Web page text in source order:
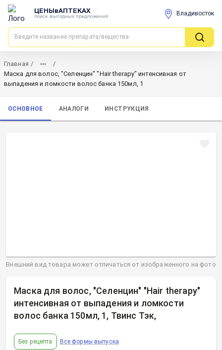
ЦЕНЫвАПТЕКАХ
поиск выгодных предложений Владивосток
Главная /
/
Маска для волос, "Селенцин" "Hair therapy" интенсивная от
выпадения и ломкости волос банка 150мл, 1
ОСНОВНОЕ АНАЛОГИ ИНСТРУКЦИЯ
Маска для волос, "Селенцин" "Hair therapy"
интенсивная от выпадения и ломкости
волос банка 150мл, 1, Твинс Тэк,
Без рецепта Все формы выпуска
Внешний вид товара может отличаться от изображенного на фото